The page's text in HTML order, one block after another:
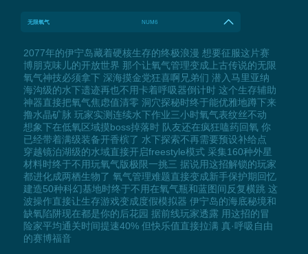
无限氧气 NUM6
2077年的伊宁岛藏着硬核生存的终极浪漫 想要征服这片赛
博朋克味儿的开放世界 那个让氧气管理变成上古传说的无限
氧气神技必须拿下 深海摸金党狂喜啊兄弟们 潜入马里亚纳
海沟级的水下遗迹再也不用卡着呼吸器倒计时 这个生存辅助
神器直接把氧气焦虑值清零 洞穴探秘时终于能优雅地蹲下来
撸水晶矿脉 玩家实测连续水下作业三小时氧气表纹丝不动
想象下在低氧区域摸boss掉落时 队友还在疯狂嗑药回氧 你
已经带着满级装备开香槟了 水下探索不再需要预设补给点
穿越镜泊湖级的水域直接开启freestyle模式 采集160种外星
材料时终于不用玩氧气版极限一挑三 据说用这招解锁的玩家
都进化成两栖生物了 氧气管理难题直接变成新手保护期回忆
建造50种科幻基地时终于不用在氧气瓶和蓝图间反复横跳 这
波操作直接让生存游戏变成度假模拟器 伊宁岛的海底秘境和
缺氧陷阱现在都是你的后花园 据前线玩家透露 用这招的冒
险家平均通关时间提速40% 但快乐值直接拉满 真·呼吸自由
的赛博福音